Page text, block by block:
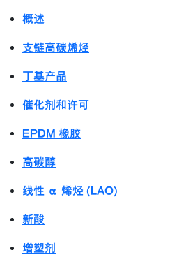
概述
支链高碳烯烃
丁基产品
催化剂和许可
EPDM 橡胶
高碳醇
线性 α 烯烃 (LAO)
新酸
增塑剂